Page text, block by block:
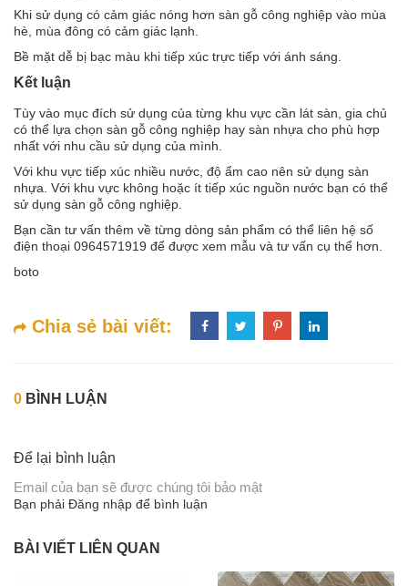
Khi sử dụng có cảm giác nóng hơn sàn gỗ công nghiệp vào mùa
hè, mùa đông có cảm giác lạnh.
Bề mặt dễ bị bạc màu khi tiếp xúc trực tiếp với ánh sáng.
Kết luận
Tùy vào mục đích sử dụng của từng khu vực cần lát sàn, gia chủ
có thể lựa chọn sàn gỗ công nghiệp hay sàn nhựa cho phù hợp
nhất với nhu cầu sử dụng của mình.
Với khu vực tiếp xúc nhiều nước, độ ẩm cao nên sử dụng sàn
nhựa. Với khu vực không hoặc ít tiếp xúc nguồn nước bạn có thể
sử dụng sàn gỗ công nghiệp.
Bạn cần tư vấn thêm về từng dòng sản phẩm có thể liên hệ số
điện thoại 0964571919 để được xem mẫu và tư vấn cụ thể hơn.
boto
Chia sẻ bài viết:
0 BÌNH LUẬN
Để lại bình luận
Email của bạn sẽ được chúng tôi bảo mật
Bạn phải Đăng nhập để bình luận
BÀI VIẾT LIÊN QUAN